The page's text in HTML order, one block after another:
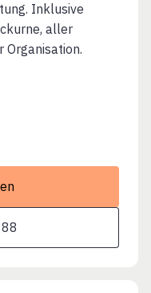
Inklusive
aller